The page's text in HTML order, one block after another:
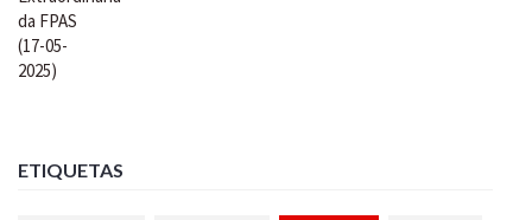
ETIQUETAS